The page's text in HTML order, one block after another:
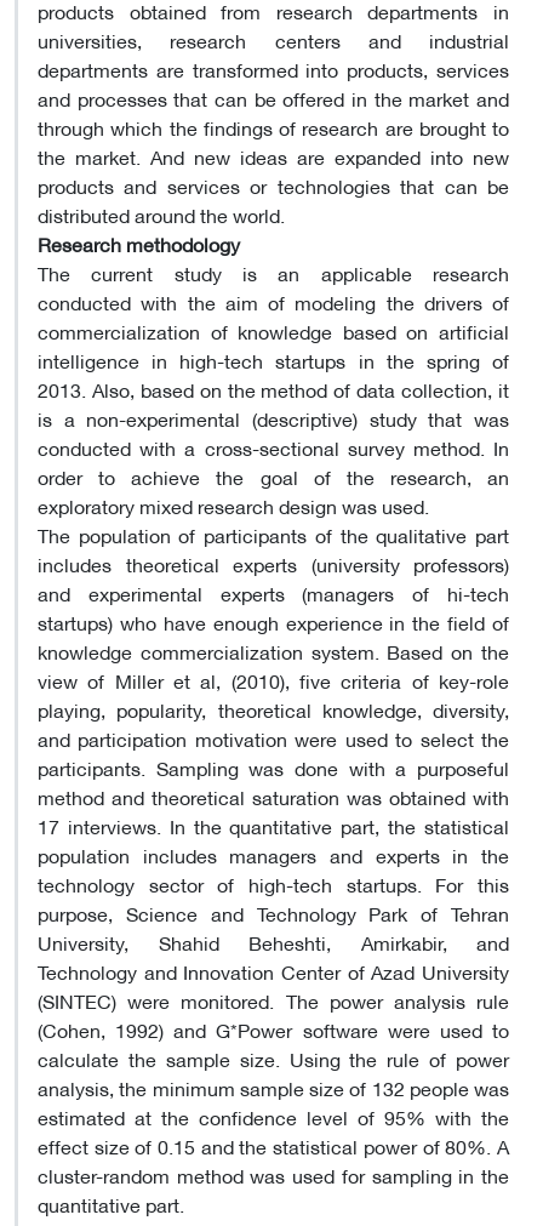
products obtained from research departments in
universities, research centers and industrial
departments are transformed into products, services
and processes that can be offered in the market and
through which the findings of research are brought to
the market. And new ideas are expanded into new
products and services or technologies that can be
distributed around the world.
Research methodology
The current study is an applicable research
conducted with the aim of modeling the drivers of
commercialization of knowledge based on artificial
intelligence in high-tech startups in the spring of
2013. Also, based on the method of data collection, it
is a non-experimental (descriptive) study that was
conducted with a cross-sectional survey method. In
order to achieve the goal of the research, an
exploratory mixed research design was used.
The population of participants of the qualitative part
includes theoretical experts (university professors)
and experimental experts (managers of hi-tech
startups) who have enough experience in the field of
knowledge commercialization system. Based on the
view of Miller et al, (2010), five criteria of key-role
playing, popularity, theoretical knowledge, diversity,
and participation motivation were used to select the
participants. Sampling was done with a purposeful
method and theoretical saturation was obtained with
17 interviews. In the quantitative part, the statistical
population includes managers and experts in the
technology sector of high-tech startups. For this
purpose, Science and Technology Park of Tehran
University, Shahid Beheshti, Amirkabir, and
Technology and Innovation Center of Azad University
(SINTEC) were monitored. The power analysis rule
(Cohen, 1992) and G*Power software were used to
calculate the sample size. Using the rule of power
analysis, the minimum sample size of 132 people was
estimated at the confidence level of 95% with the
effect size of 0.15 and the statistical power of 80%. A
cluster-random method was used for sampling in the
quantitative part.